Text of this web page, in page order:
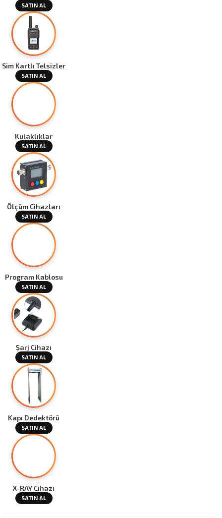
SATIN AL
Sim Kartlı Telsizler
SATIN AL
Kulaklıklar
SATIN AL
Ölçüm Cihazları
SATIN AL
Program Kablosu
SATIN AL
Şarj Cihazı
SATIN AL
Kapı Dedektörü
SATIN AL
X-RAY Cihazı
SATIN AL